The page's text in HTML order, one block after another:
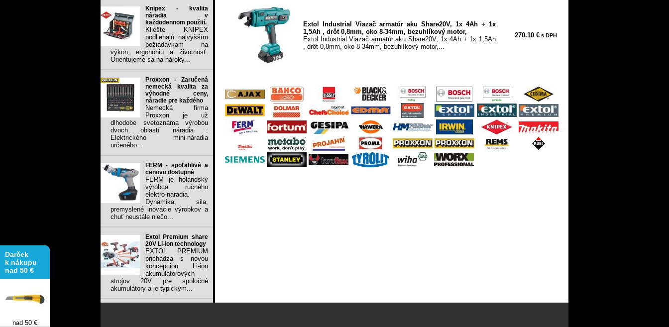
Darček
k nákupu
nad 50 €
Knipex - kvalita
náradia v
každodennom použití.
Kliešte KNIPEX
podliehajú najvyšším
požiadavkam na
výkon, ergonóniu a životnosť.
Orientujeme sa na nároky...
Proxxon - Zaručená
nemecká kvalita za
výhodné ceny,
náradie pre každého
Nemecká firma
Proxxon je už
dlhodobe svetoznáma výrobou
dvoch oblastí náradia :
Elektrického mini-náradia
určeného...
FERM - spoľahlivé a
cenovo dostupné
FERM je holandský
výrobca ručného
elektro-náradia.
Dynamika, sila,
premyslené inovácie výrobkov a
chuť neustále niečo...
Extol Premium share
20V Li-ion technology
EXTOL PREMIUM
prichádza s novou
koncepciou Li-ion
akumulátorových
strojov 20V pre spoločné
akumulátory a je typickým...
Extol Industrial Viazač armatúr aku Share20V, 1x 4Ah + 1x
1,5Ah , drôt 0,8mm, oko 8-34mm, bezuhlíkový motor,
Extol Industrial Viazač armatúr aku Share20V, 1x 4Ah + 1x 1,5Ah
, drôt 0,8mm, oko 8-34mm, bezuhlíkový motor,...
270.10 € s DPH